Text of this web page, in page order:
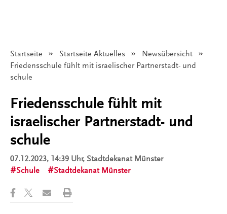
Startseite Startseite Aktuelles
Newsübersicht
Angezeigt:
Friedensschule fühlt mit israelischer Partnerstadt- und
schule
Friedensschule fühlt mit
israelischer Partnerstadt- und
schule
07.12.2023, 14:39 Uhr, Stadtdekanat Münster
Schule
Stadtdekanat Münster